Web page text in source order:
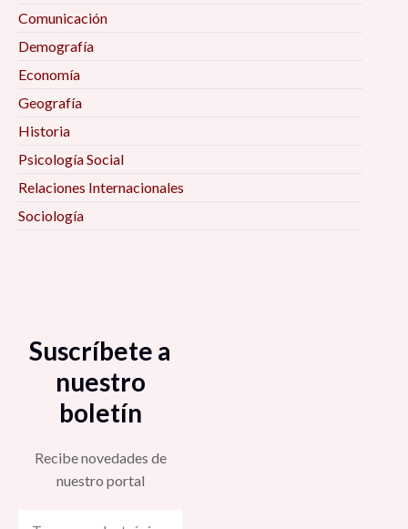
Comunicación
Demografía
Economía
Geografía
Historia
Psicología Social
Relaciones Internacionales
Sociología
Suscríbete a
nuestro
boletín
Recibe novedades de
nuestro portal